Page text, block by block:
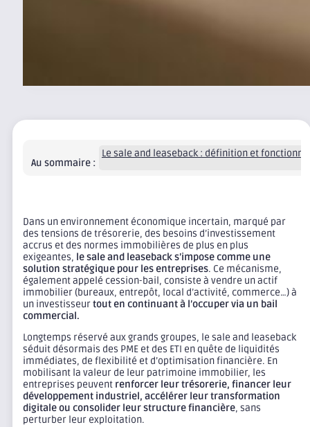
Au sommaire :
Le sale and leaseback : définition et
Dans un environnement économique incertain, marqué par
des tensions de trésorerie, des besoins d’investissement
accrus et des normes immobilières de plus en plus
exigeantes, le sale and leaseback s’impose comme une
solution stratégique pour les entreprises. Ce mécanisme,
également appelé cession-bail, consiste à vendre un actif
immobilier (bureaux, entrepôt, local d’activité, commerce…) à
un investisseurtout en continuant à l’occuper via un bail
commercial.
Longtemps réservé aux grands groupes, le sale and leaseback
séduit désormais des PME et des ETI en quête de liquidités
immédiates, de flexibilité et d’optimisation financière. En
mobilisant la valeur de leur patrimoine immobilier, les
entreprises peuvent renforcer leur trésorerie, financer leur
développement industriel, accélérer leur transformation
digitale ou consolider leur structure financière, sans
perturber leur exploitation.